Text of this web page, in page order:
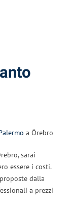
a Örebro
sarai
essere i costi.
dalla
a prezzi